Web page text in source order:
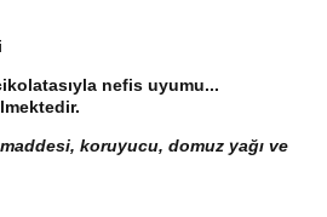
nefis uyumu...
koruyucu, domuz yağı ve